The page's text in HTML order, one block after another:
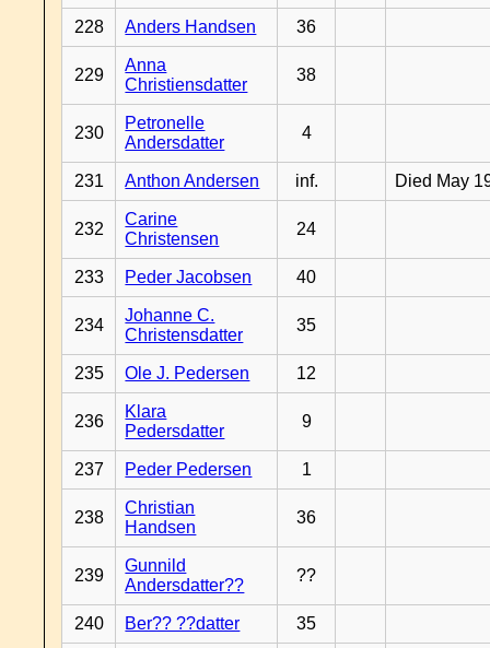
228 Anders Handsen 36
229
Anna
Christiensdatter
38
230
Petronelle
Andersdatter
4
231 Anthon Andersen inf. Died May
232
Carine
Christensen
24
233 Peder Jacobsen 40
234
Johanne C.
Christensdatter
35
235 Ole J. Pedersen 12
236
Klara
Pedersdatter
9
237 Peder Pedersen 1
238
Christian
Handsen
36
239
Gunnild
Andersdatter??
??
240 Ber?? ??datter 35